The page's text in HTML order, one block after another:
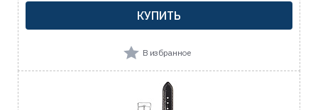
КУПИТЬ
В избранное